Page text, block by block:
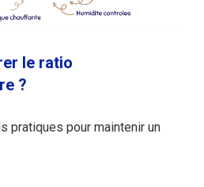
le ratio
?
pratiques pour maintenir un